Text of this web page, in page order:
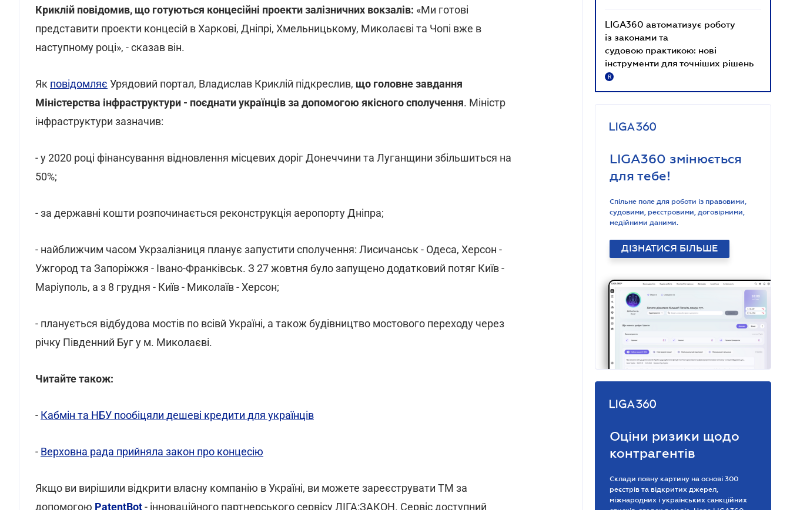
Криклій повідомив, що готуються концесійні проекти залізничних вокзалів: «Ми готові
представити проекти концесій в Харкові, Дніпрі, Хмельницькому, Миколаєві та Чопі вже в
наступному році», - сказав він.
Як повідомляє Урядовий портал, Владислав Криклій підкреслив, що головне завдання
Міністерства інфраструктури - поєднати українців за допомогою якісного сполучення. Міністр
інфраструктури зазначив:
- у 2020 році фінансування відновлення місцевих доріг Донеччини та Луганщини збільшиться на
50%;
- за державні кошти розпочинається реконструкція аеропорту Дніпра;
- найближчим часом Укрзалізниця планує запустити сполучення: Лисичанськ - Одеса, Херсон -
Ужгород та Запоріжжя - Івано-Франківськ. З 27 жовтня було запущено додатковий потяг Київ -
Маріуполь, а з 8 грудня - Київ - Миколаїв - Херсон;
- планується відбудова мостів по всівй Україні, а також будівництво мостового переходу через
річку Південний Буг у м. Миколаєві.
Читайте також:
- Кабмін та НБУ пообіцяли дешеві кредити для українців
- Верховна рада прийняла закон про концесію
Якщо ви вирішили відкрити власну компанію в Україні, ви можете зареєструвати ТМ за
допомогою PatentBot- інноваційного партнерського сервісу ЛІГА:ЗАКОН. Сервіс доступний
LIGA360 автоматизує роботу
із законами та
судовою практикою: нові
інструменти для точніших рішень
R
LIGA360 змінюється
для тебе!
Спільне поле для роботи із правовими,
судовими, реєстровими, договірними,
медійними даними.
ДІЗНАТИСЯ БІЛЬШЕ
Оціни ризики щодо
контрагентів
Склади повну картину на основі 300
реєстрів та відкритих джерел,
міжнародних і українських санкційних